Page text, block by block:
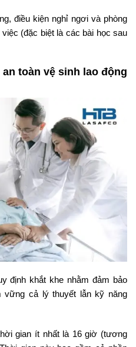
điều kiện nghỉ ngơi và phòng
(đặc biệt là các bài học sau
toàn vệ sinh lao động
định khắt khe nhằm đảm bảo
cả lý thuyết lẫn kỹ năng
gian ít nhất là 16 giờ (tương